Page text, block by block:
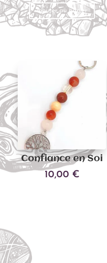
Ajouter au panier
Confiance en Soi
10,00 €